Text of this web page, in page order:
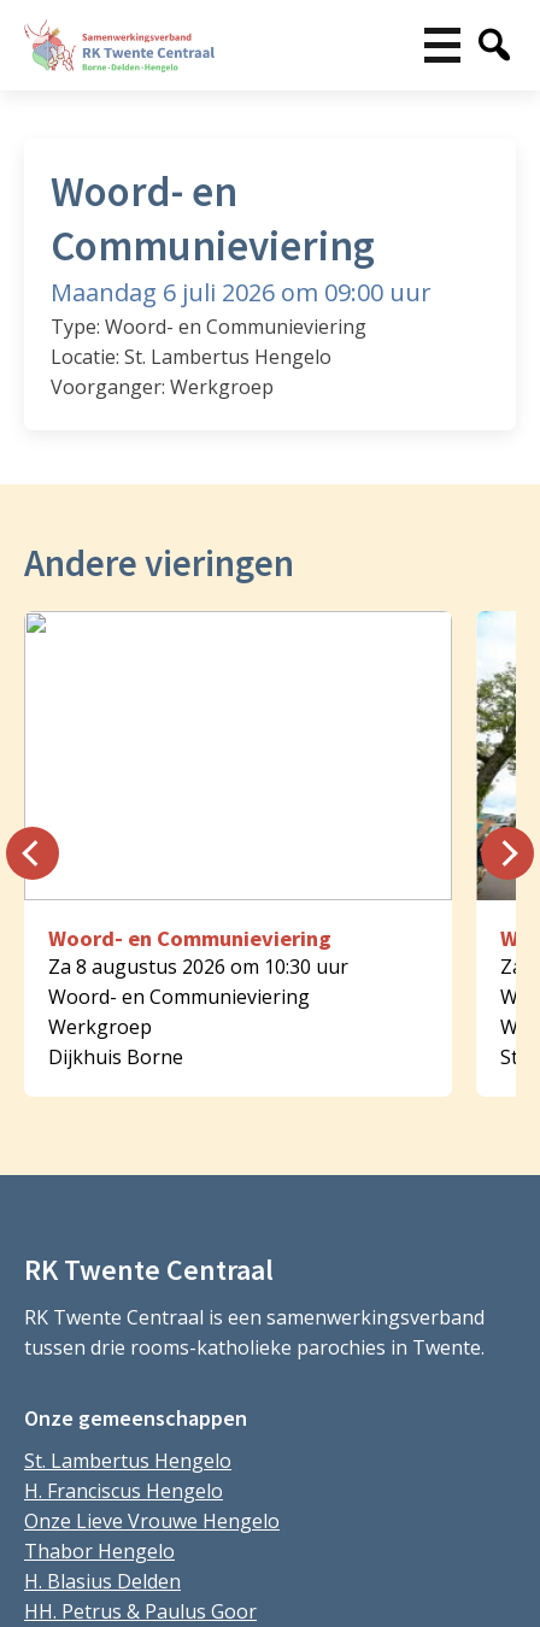
Woord- en
Communieviering
Maandag 6 juli 2026 om 09:00 uur
Type: Woord- en Communieviering
Locatie: St. Lambertus Hengelo
Voorganger: Werkgroep
Andere vieringen
Woord- en Communieviering
Za 8 augustus 2026 om 10:30 uur
Woord- en Communieviering
Werkgroep
Dijkhuis Borne
Za
St.
RK Twente Centraal
RK Twente Centraal is een samenwerkingsverband
tussen drie rooms-katholieke parochies in Twente.
Onze gemeenschappen
St. Lambertus Hengelo
H. Franciscus Hengelo
Onze Lieve Vrouwe Hengelo
Thabor Hengelo
H. Blasius Delden
HH. Petrus & Paulus Goor